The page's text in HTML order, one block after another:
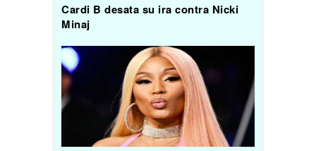
Cardi B desata su ira contra Nicki
Minaj